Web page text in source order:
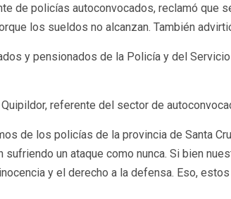
de policías autoconvocados, reclamó que
los sueldos no alcanzan. También
y pensionados de la Policía y del
referente del sector de
de los policías de la provincia de Santa
un ataque como nunca. Si bien
y el derecho a la defensa. Eso,